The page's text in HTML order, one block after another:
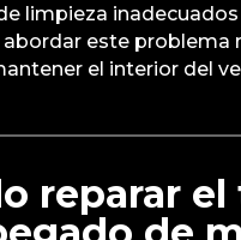
limpieza inadecuados
este problema
el interior del
reparar